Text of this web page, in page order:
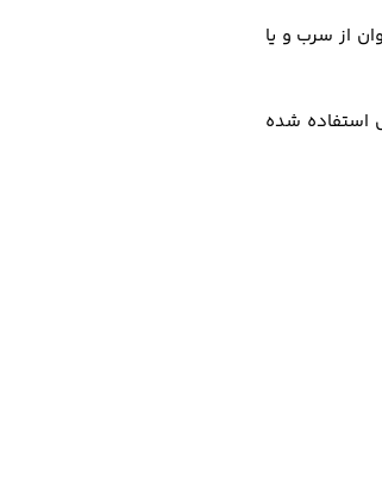
از سرب و یا
استفاده شده